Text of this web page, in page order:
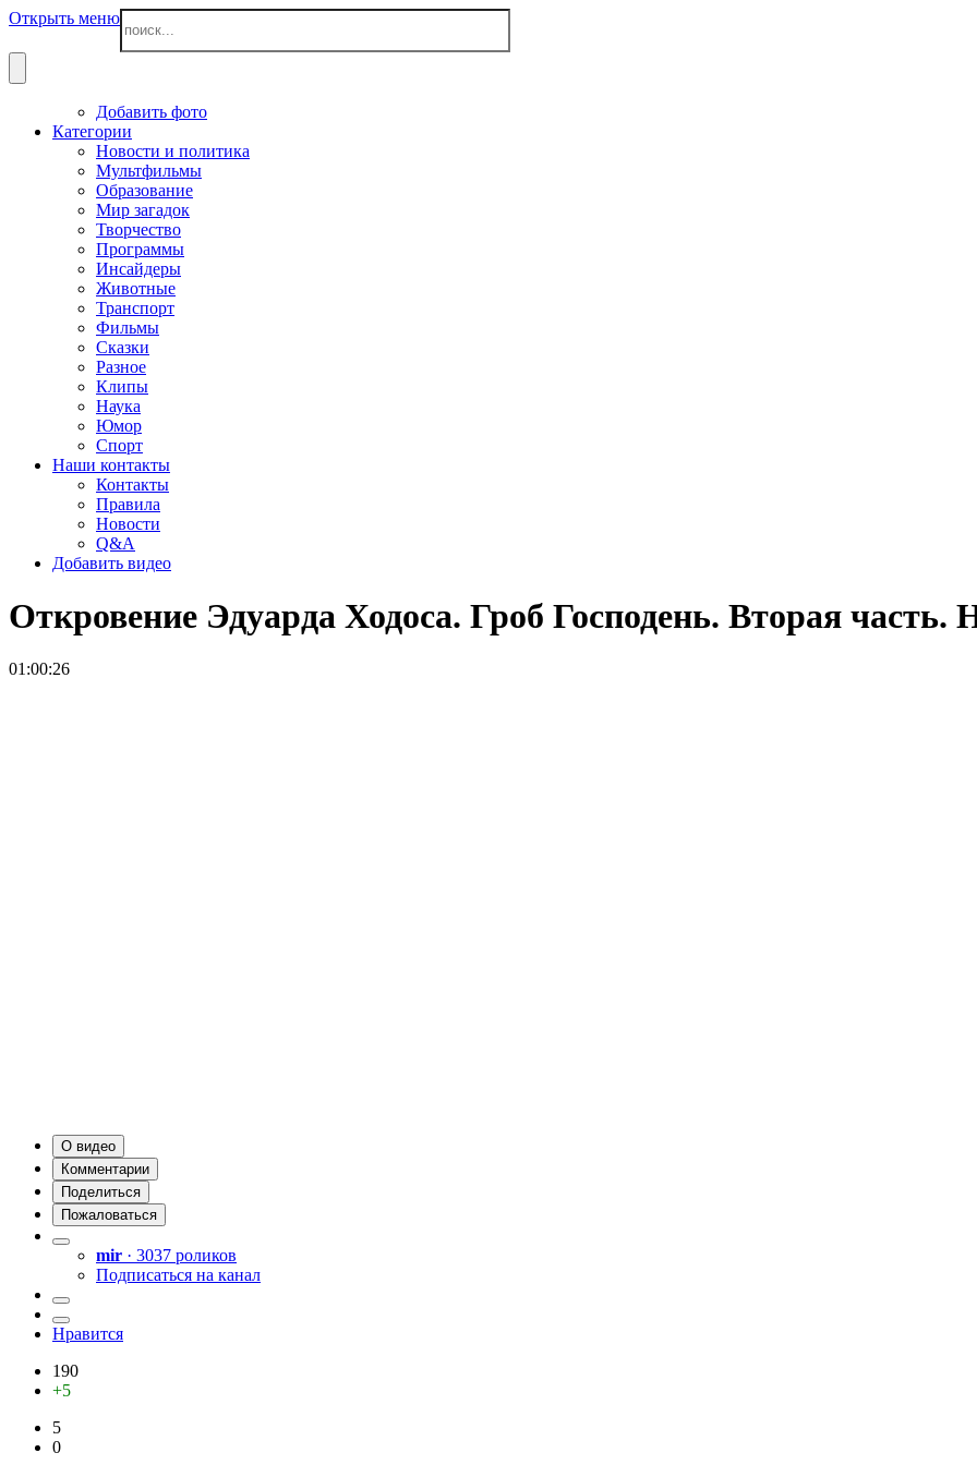
Открыть меню
Добавить фото
Категории
Новости и политика
Мультфильмы
Образование
Мир загадок
Творчество
Программы
Инсайдеры
Животные
Транспорт
Фильмы
Сказки
Разное
Клипы
Наука
Юмор
Спорт
Наши контакты
Контакты
Правила
Новости
Q&A
Добавить видео
Откровение Эдуарда Ходоса. Гроб Господень. Вторая часть.
01:00:26
О видео
Комментарии
Поделиться
Пожаловаться
mir · 3037 роликов
Подписаться на канал
Нравится
190
+5
5
0